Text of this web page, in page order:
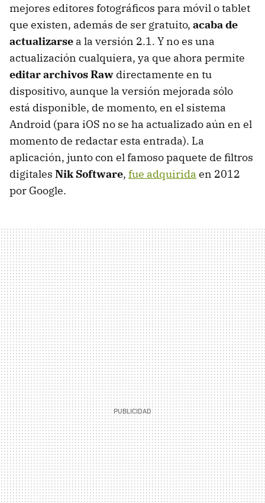
mejores editores fotográficos para móvil o tablet
que existen, además de ser gratuito, acaba de
actualizarse a la versión 2.1. Y no es una
actualización cualquiera, ya que ahora permite
editar archivos Raw directamente en tu
dispositivo, aunque la versión mejorada sólo
está disponible, de momento, en el sistema
Android (para iOS no se ha actualizado aún en el
momento de redactar esta entrada). La
aplicación, junto con el famoso paquete de filtros
digitales Nik Software, fue adquirida en 2012
por Google.